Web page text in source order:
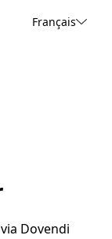
Français
Dovendi